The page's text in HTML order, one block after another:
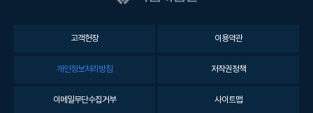
고객헌장 이용약관
개인정보처리방침 저작권정책
이메일무단수집거부 사이트맵